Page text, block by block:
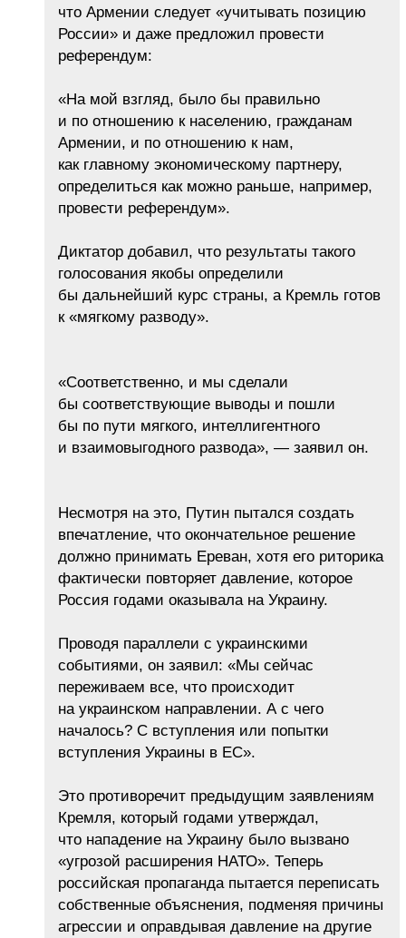
что Армении следует «учитывать позицию
России» и даже предложил провести
референдум:
«На мой взгляд, было бы правильно
и по отношению к населению, гражданам
Армении, и по отношению к нам,
как главному экономическому партнеру,
определиться как можно раньше, например,
провести референдум».
Диктатор добавил, что результаты такого
голосования якобы определили
бы дальнейший курс страны, а Кремль готов
к «мягкому разводу».
«Соответственно, и мы сделали
бы соответствующие выводы и пошли
бы по пути мягкого, интеллигентного
и взаимовыгодного развода», — заявил он.
Несмотря на это, Путин пытался создать
впечатление, что окончательное решение
должно принимать Ереван, хотя его риторика
фактически повторяет давление, которое
Россия годами оказывала на Украину.
Проводя параллели с украинскими
событиями, он заявил: «Мы сейчас
переживаем все, что происходит
на украинском направлении. А с чего
началось? С вступления или попытки
вступления Украины в ЕС».
Это противоречит предыдущим заявлениям
Кремля, который годами утверждал,
что нападение на Украину было вызвано
«угрозой расширения НАТО». Теперь
российская пропаганда пытается переписать
собственные объяснения, подменяя причины
агрессии и оправдывая давление на другие